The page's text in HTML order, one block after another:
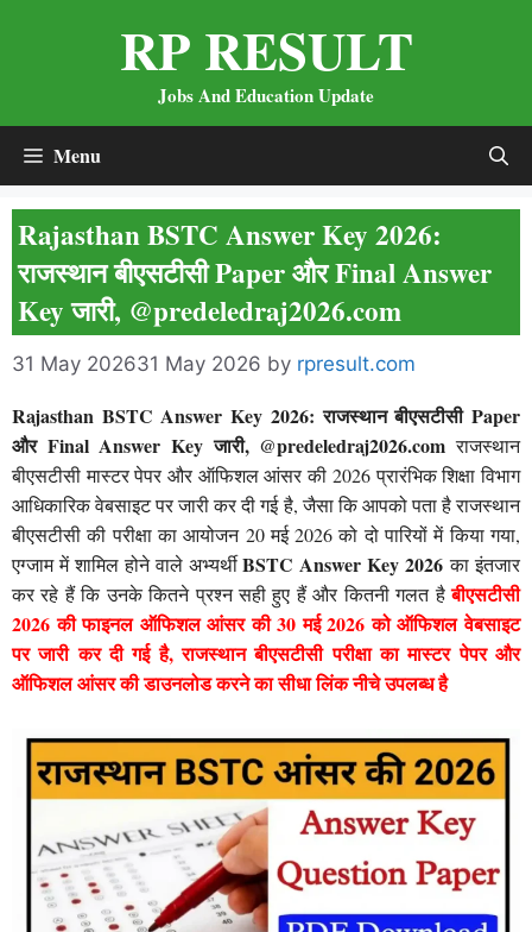
RP RESULT
Jobs And Education Update
Menu
Rajasthan BSTC Answer Key 2026:
राजस्थान बीएसटीसी Paper और Final Answer
Key जारी, @predeledraj2026.com
31 May 202631 May 2026 by rpresult.com
Rajasthan BSTC Answer Key 2026: राजस्थान बीएसटीसी Paper
और Final Answer Key जारी, @predeledraj2026.com राजस्थान
बीएसटीसी मास्टर पेपर और ऑफिशल आंसर की 2026 प्रारंभिक शिक्षा विभाग
आधिकारिक वेबसाइट पर जारी कर दी गई है, जैसा कि आपको पता है राजस्थान
बीएसटीसी की परीक्षा का आयोजन 20 मई 2026 को दो पारियों में किया गया,
एग्जाम में शामिल होने वाले अभ्यर्थीBSTC Answer Key 2026 का इंतजार
कर रहे हैं कि उनके कितने प्रश्न सही हुए हैं और कितनी गलत हैबीएसटीसी
2026 की फाइनल ऑफिशल आंसर की 30 मई 2026 को ऑफिशल वेबसाइट
पर जारी कर दी गई है, राजस्थान बीएसटीसी परीक्षा का मास्टर पेपर और
ऑफिशल आंसर की डाउनलोड करने का सीधा लिंक नीचे उपलब्ध है